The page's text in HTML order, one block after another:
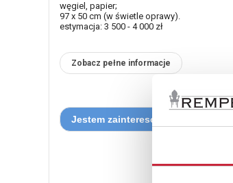
węgiel, papier;
97 x 50 cm (w świetle oprawy).
estymacja: 3 500 - 4 000 zł
Zobacz pełne informacje